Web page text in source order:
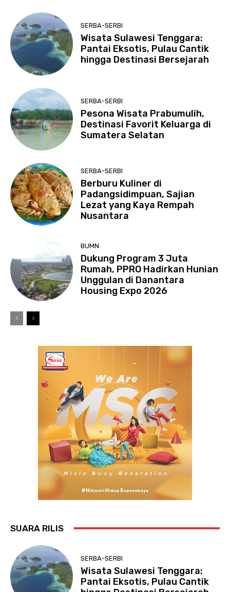
SERBA-SERBI
Wisata Sulawesi Tenggara:
Pantai Eksotis, Pulau Cantik
hingga Destinasi Bersejarah
SERBA-SERBI
Pesona Wisata Prabumulih,
Destinasi Favorit Keluarga di
Sumatera Selatan
SERBA-SERBI
Berburu Kuliner di
Padangsidimpuan, Sajian
Lezat yang Kaya Rempah
Nusantara
BUMN
Dukung Program 3 Juta
Rumah, PPRO Hadirkan Hunian
Unggulan di Danantara
Housing Expo 2026
SUARA RILIS
SERBA-SERBI
Wisata Sulawesi Tenggara:
Pantai Eksotis, Pulau Cantik